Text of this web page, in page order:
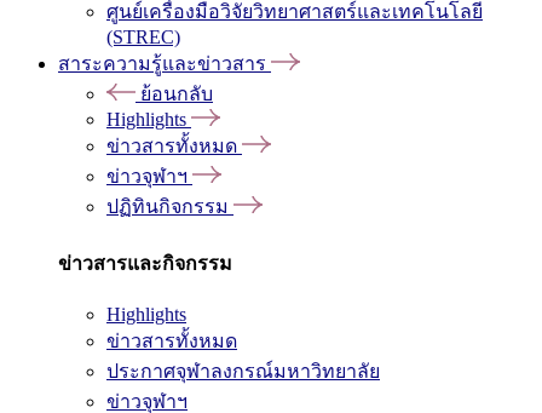
ศูนย์เครื่องมือวิจัยวิทยาศาสตร์และเทคโนโลยี
(STREC)
สาระความรู้และข่าวสาร
ย้อนกลับ
Highlights
ข่าวสารทั้งหมด
ข่าวจุฬาฯ
ปฏิทินกิจกรรม
ข่าวสารและกิจกรรม
Highlights
ข่าวสารทั้งหมด
ประกาศจุฬาลงกรณ์มหาวิทยาลัย
ข่าวจุฬาฯ